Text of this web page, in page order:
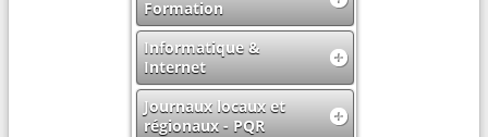
Formation
Informatique &
Internet
Journaux locaux et
régionaux - PQR